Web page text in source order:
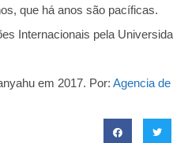
que há anos são pacíficas.
Internacionais pela
em 2017. Por: Agencia